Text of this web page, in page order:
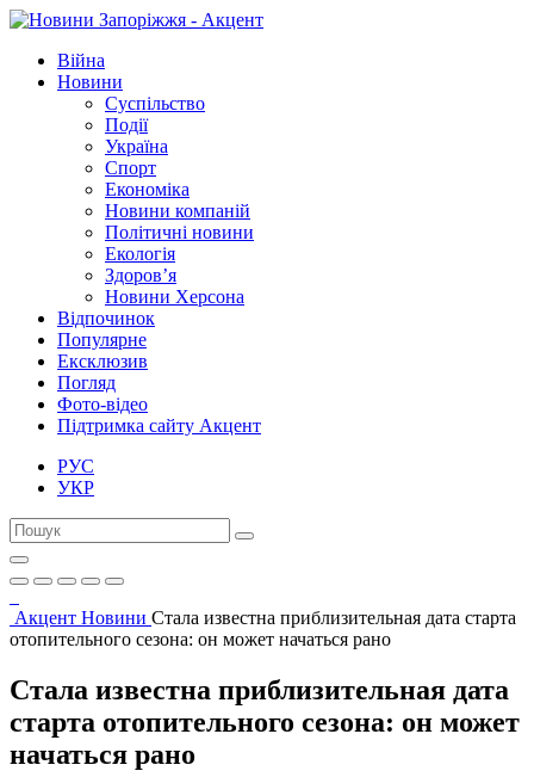
Війна
Новини
Суспільство
Події
Україна
Спорт
Економіка
Новини компаній
Політичні новини
Екологія
Здоров’я
Новини Херсона
Відпочинок
Популярне
Ексклюзив
Погляд
Фото-відео
Підтримка сайту Акцент
РУС
УКР
Акцент Новини Стала известна приблизительная дата старта
отопительного сезона: он может начаться рано
Стала известна приблизительная дата
старта отопительного сезона: он может
начаться рано